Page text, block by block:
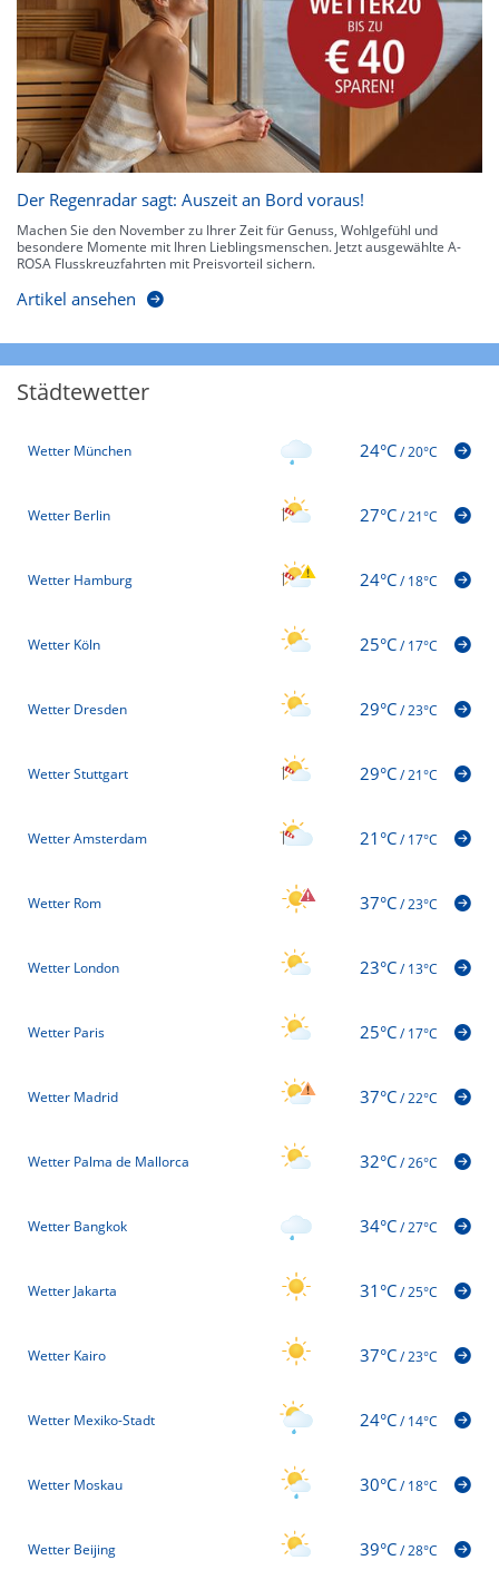
Der Regenradar sagt: Auszeit an Bord voraus!
Machen Sie den November zu Ihrer Zeit für Genuss, Wohlgefühl und
besondere Momente mit Ihren Lieblingsmenschen. Jetzt ausgewählte A-
ROSA Flusskreuzfahrten mit Preisvorteil sichern.
Artikel ansehen
Städtewetter
Wetter München 24°C/20°C
Wetter Berlin 27°C/21°C
Wetter Hamburg 24°C/18°C
Wetter Köln 25°C/17°C
Wetter Dresden 29°C/23°C
Wetter Stuttgart 29°C/21°C
Wetter Amsterdam 21°C/17°C
Wetter Rom 37°C/23°C
Wetter London 23°C/13°C
Wetter Paris 25°C/17°C
Wetter Madrid 37°C/22°C
Wetter Palma de Mallorca 32°C/26°C
Wetter Bangkok 34°C/27°C
Wetter Jakarta 31°C/25°C
Wetter Kairo 37°C/23°C
Wetter Mexiko-Stadt 24°C/14°C
Wetter Moskau 30°C/18°C
Wetter Beijing 39°C/28°C